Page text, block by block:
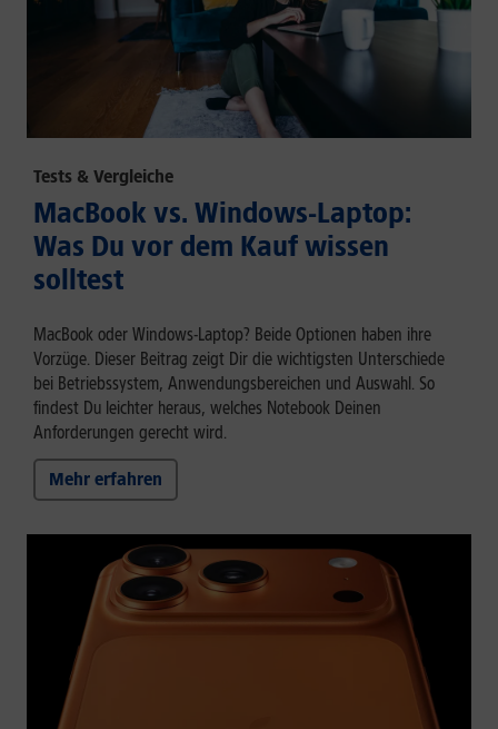
Tests & Vergleiche
MacBook vs. Windows-Laptop:
Was Du vor dem Kauf wissen
solltest
MacBook oder Windows-Laptop? Beide Optionen haben ihre
Vorzüge. Dieser Beitrag zeigt Dir die wichtigsten Unterschiede
bei Betriebssystem, Anwendungsbereichen und Auswahl. So
findest Du leichter heraus, welches Notebook Deinen
Anforderungen gerecht wird.
Mehr erfahren